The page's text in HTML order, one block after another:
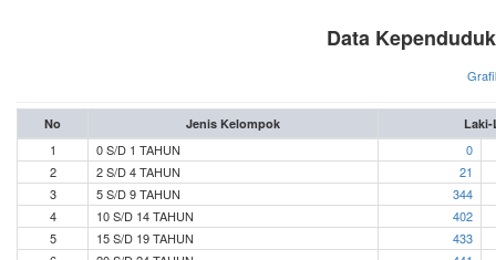
Data
No Jenis Kelompok Laki-
1 0 S/D 1 TAHUN
0
2
2 S/D 4 TAHUN
21
3
5 S/D 9 TAHUN
344
4
10 S/D 14 TAHUN
402
5
15 S/D 19 TAHUN
433